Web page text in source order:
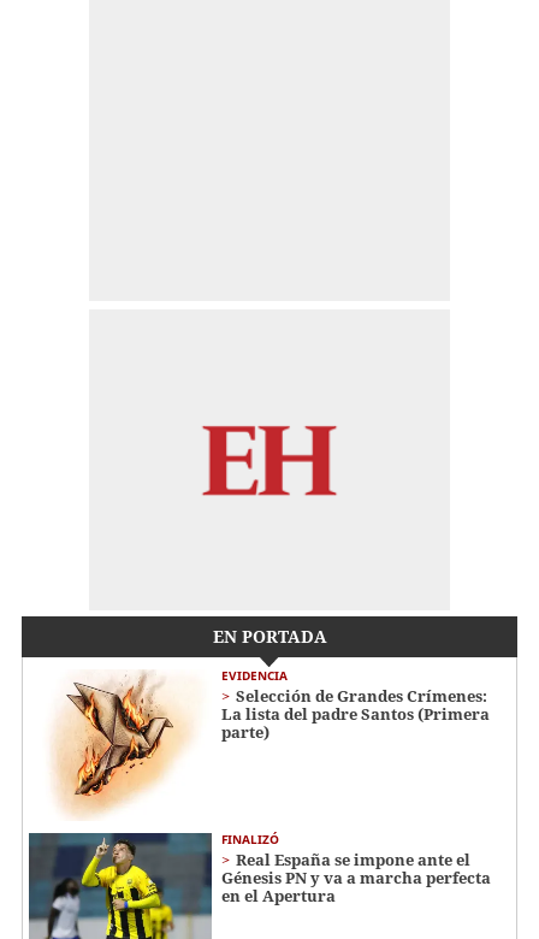
EN PORTADA
EVIDENCIA
Selección de Grandes Crímenes:
La lista del padre Santos (Primera
parte)
FINALIZÓ
Real España se impone ante el
Génesis PN y va a marcha perfecta
en el Apertura